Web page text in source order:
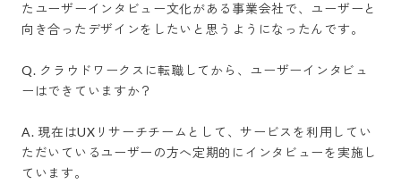
たユーザーインタビュー文化がある事業会社で、ユーザーと
向き合ったデザインをしたいと思うようになったんです。
Q. クラウドワークスに転職してから、ユーザーインタビュ
ーはできていますか？
A. 現在はUXリサーチチームとして、サービスを利用してい
ただいているユーザーの方へ定期的にインタビューを実施し
ています。